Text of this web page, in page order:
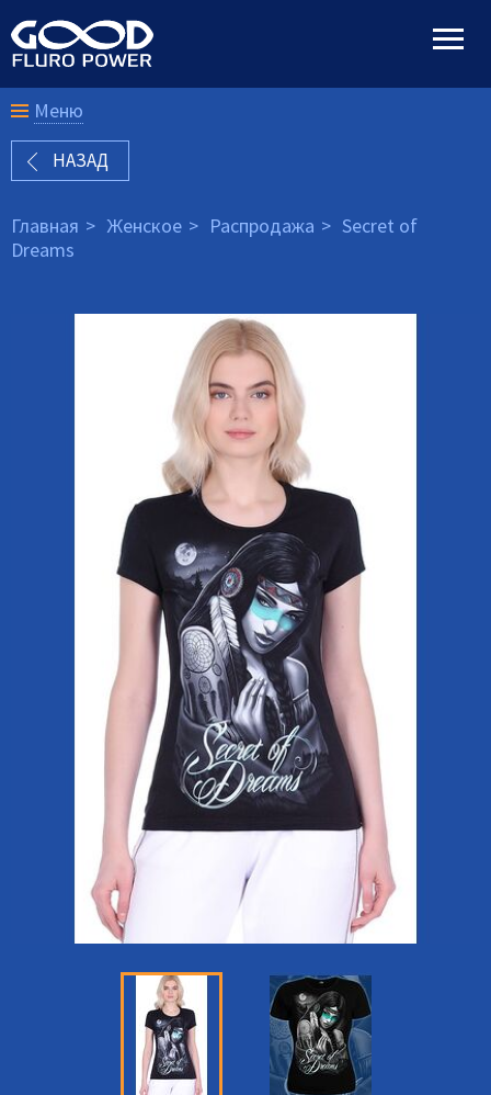
Меню
НАЗАД
Главная Женское Распродажа
Secret of
Dreams